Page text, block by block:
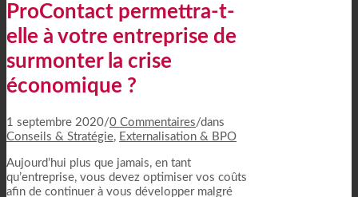
ProContact permettra-t-
elle à votre entreprise de
surmonter la crise
économique ?
1 septembre 2020/0 Commentaires/dans
Conseils & Stratégie, Externalisation & BPO
Aujourd’hui plus que jamais, en tant
qu’entreprise, vous devez optimiser vos coûts
afin de continuer à vous développer malgré